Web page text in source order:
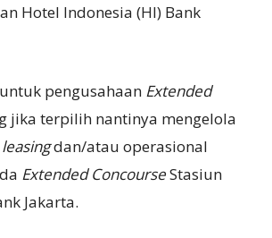
Hotel Indonesia (HI) Bank
pengusahaan Extended
jika terpilih nantinya mengelola
leasingdan/atau operasional
Extended ConcourseStasiun
Jakarta.